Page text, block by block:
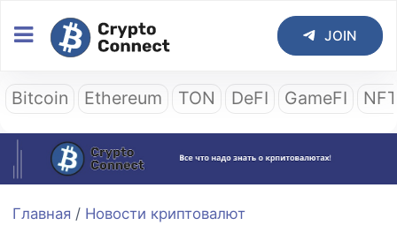
JOIN
Bitcoin Ethereum TON DeFI GameFI
Главная / Новости криптовалют